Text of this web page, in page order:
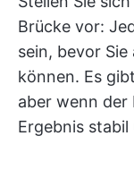
Brücke vor:
sein, bevor
können. Es
aber wenn
Ergebnis stabil